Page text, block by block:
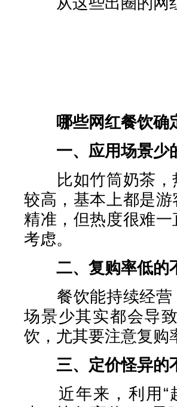
哪些网红餐饮确
一、应用场景少
比如竹筒奶茶，
较高，基本上都是
精准，但热度很难
考虑。
二、复购率低的
餐饮能持续经营
场景少其实都会导
饮，尤其要注意复购
三、定价怪异的
近年来，利用“